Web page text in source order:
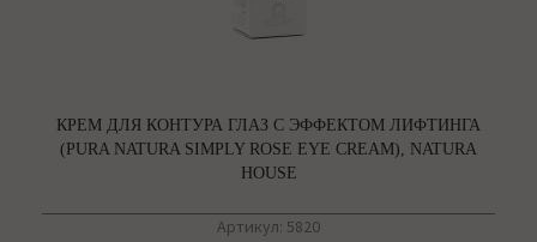
КРЕМ ДЛЯ КОНТУРА ГЛАЗ С ЭФФЕКТОМ ЛИФТИНГА
(PURA NATURA SIMPLY ROSE EYE CREAM), NATURA
HOUSE
Артикул: 5820